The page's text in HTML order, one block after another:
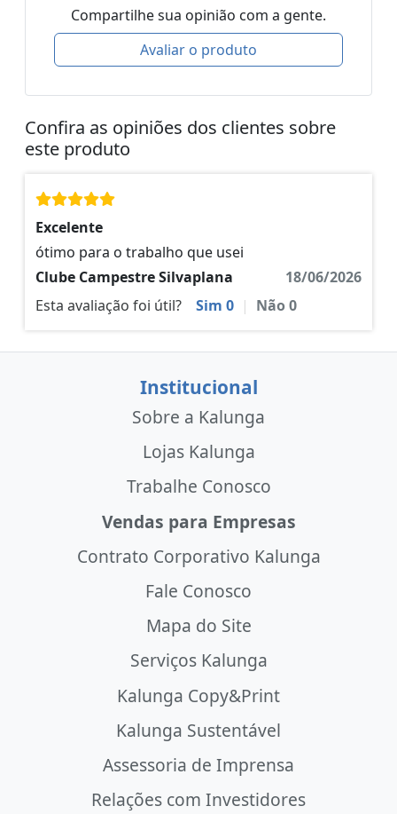
Compartilhe sua opinião com a gente.
Avaliar o produto
Confira as opiniões dos clientes sobre
este produto
Excelente
ótimo para o trabalho que usei
Clube Campestre Silvaplana
18/06/2026
Esta avaliação foi útil?
Sim 0 | Não0
Institucional
Sobre a Kalunga
Lojas Kalunga
Trabalhe Conosco
Vendas para Empresas
Contrato Corporativo Kalunga
Fale Conosco
Mapa do Site
Serviços Kalunga
Kalunga Copy&Print
Kalunga Sustentável
Assessoria de Imprensa
Relações com Investidores